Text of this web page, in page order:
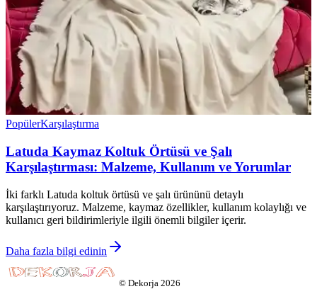
PopülerKarşılaştırma
Latuda Kaymaz Koltuk Örtüsü ve Şalı
Karşılaştırması: Malzeme, Kullanım ve Yorumlar
İki farklı Latuda koltuk örtüsü ve şalı ürününü detaylı
karşılaştırıyoruz. Malzeme, kaymaz özellikler, kullanım kolaylığı ve
kullanıcı geri bildirimleriyle ilgili önemli bilgiler içerir.
Daha fazla bilgi edinin
© Dekorja 2026